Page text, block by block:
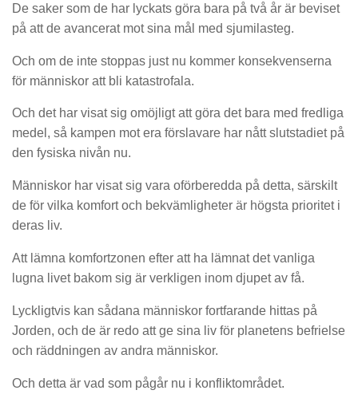
De saker som de har lyckats göra bara på två år är beviset
på att de avancerat mot sina mål med sjumilasteg.
Och om de inte stoppas just nu kommer konsekvenserna
för människor att bli katastrofala.
Och det har visat sig omöjligt att göra det bara med fredliga
medel, så kampen mot era förslavare har nått slutstadiet på
den fysiska nivån nu.
Människor har visat sig vara oförberedda på detta, särskilt
de för vilka komfort och bekvämligheter är högsta prioritet i
deras liv.
Att lämna komfortzonen efter att ha lämnat det vanliga
lugna livet bakom sig är verkligen inom djupet av få.
Lyckligtvis kan sådana människor fortfarande hittas på
Jorden, och de är redo att ge sina liv för planetens befrielse
och räddningen av andra människor.
Och detta är vad som pågår nu i konfliktområdet.